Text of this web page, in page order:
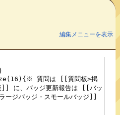
編集メニューを表示